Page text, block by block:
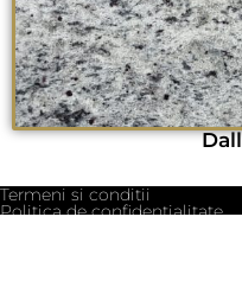
Termeni si conditii
Politica de confidentialitate